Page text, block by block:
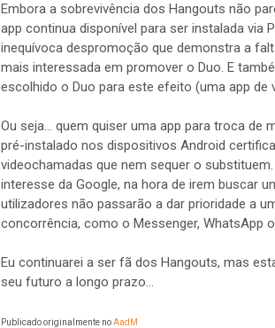
Embora a sobrevivência dos Hangouts não
app continua disponível para ser instalada via
inequívoca despromoção que demonstra a
mais interessada em promover o Duo. E
escolhido o Duo para este efeito (uma app de
Ou seja... quem quiser uma app para troca de
pré-instalado nos dispositivos Android
videochamadas que nem sequer o
interesse da Google, na hora de irem buscar
utilizadores não passarão a dar prioridade a
concorrência, como o Messenger, WhatsApp
Eu continuarei a ser fã dos Hangouts, mas
seu futuro a longo prazo...
Publicado originalmente noAadM